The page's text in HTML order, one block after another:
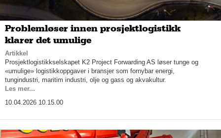
Problemløser innen prosjektlogistikk
klarer det umulige
Artikkel
Prosjektlogistikkselskapet K2 Project Forwarding AS løser tunge og
«umulige» logistikkoppgaver i bransjer som fornybar energi,
tungindustri, maritim industri, olje og gass og akvakultur.
Les mer...
10.04.2026 10.15.00